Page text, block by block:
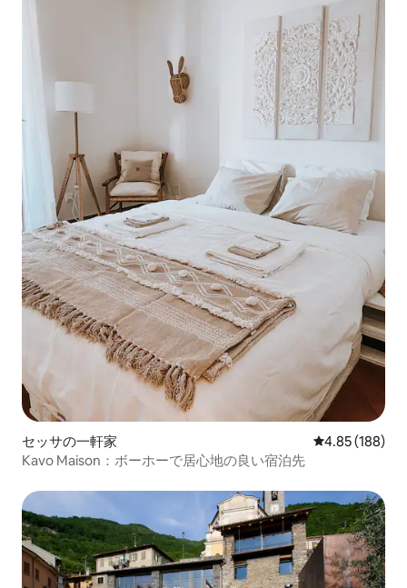
セッサの一軒家 レビュー188
4.85 (188)
Kavo Maison：ボーホーで居心地の良い宿泊先